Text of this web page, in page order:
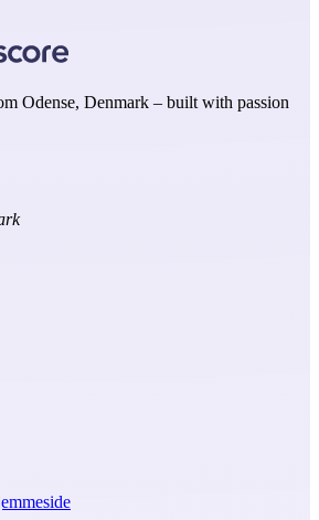
Odense, Denmark – built with passion